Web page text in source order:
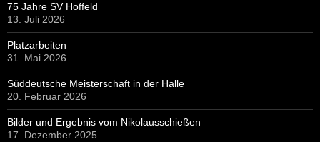
75 Jahre SV Hoffeld
13. Juli 2026
Platzarbeiten
31. Mai 2026
Süddeutsche Meisterschaft in der Halle
20. Februar 2026
Bilder und Ergebnis vom Nikolausschießen
17. Dezember 2025